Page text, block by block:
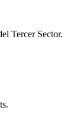
Tercer Sector.